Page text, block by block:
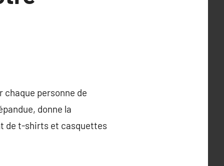
personne de
donne la
de t-shirts et casquettes